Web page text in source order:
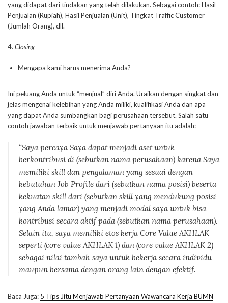
yang didapat dari tindakan yang telah dilakukan. Sebagai contoh: Hasil
Penjualan (Rupiah), Hasil Penjualan (Unit), Tingkat Traffic Customer
(Jumlah Orang), dll.
4. Closing
Mengapa kami harus menerima Anda?
Ini peluang Anda untuk “menjual” diri Anda. Uraikan dengan singkat dan
jelas mengenai kelebihan yang Anda miliki, kualifikasi Anda dan apa
yang dapat Anda sumbangkan bagi perusahaan tersebut. Salah satu
contoh jawaban terbaik untuk menjawab pertanyaan itu adalah:
“Saya percaya Saya dapat menjadi aset untuk
berkontribusi di (sebutkan nama perusahaan) karena Saya
memiliki skill dan pengalaman yang sesuai dengan
kebutuhan Job Profile dari (sebutkan nama posisi) beserta
kekuatan skill dari (sebutkan skill yang mendukung posisi
yang Anda lamar) yang menjadi modal saya untuk bisa
kontribusi secara aktif pada (sebutkan nama perusahaan).
Selain itu, saya memiliki etos kerja Core Value AKHLAK
seperti (core value AKHLAK 1) dan (core value AKHLAK 2)
sebagai nilai tambah saya untuk bekerja secara individu
maupun bersama dengan orang lain dengan efektif.
Baca Juga: 5 Tips Jitu Menjawab Pertanyaan Wawancara Kerja BUMN